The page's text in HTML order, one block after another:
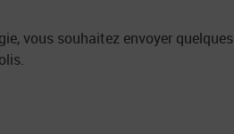
vous souhaitez envoyer quelques